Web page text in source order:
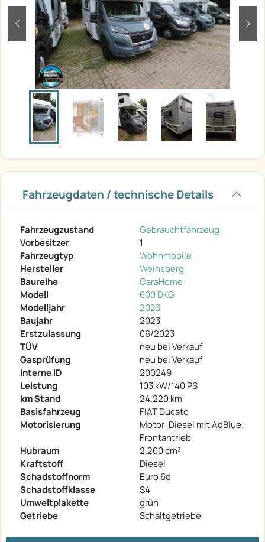
zurück
Fahrzeugdaten / technische Details
Fahrzeugzustand
Gebrauchtfahrzeug
Vorbesitzer
1
Fahrzeugtyp
Wohnmobile
Hersteller
Weinsberg
Baureihe
CaraHome
Modell
600 DKG
Modelljahr
2023
Baujahr
2023
Erstzulassung
06/2023
TÜV
neu bei Verkauf
Gasprüfung
neu bei Verkauf
Interne ID
200249
Leistung
103 kW/140 PS
km Stand
24.220 km
Basisfahrzeug
FIAT Ducato
Motorisierung
Motor: Diesel mit AdBlue;
Frontantrieb
Hubraum
2.200 cm³
Kraftstoff
Diesel
Schadstoffnorm
Euro 6d
Schadstoffklasse
S4
Umweltplakette
grün
Getriebe
Schaltgetriebe